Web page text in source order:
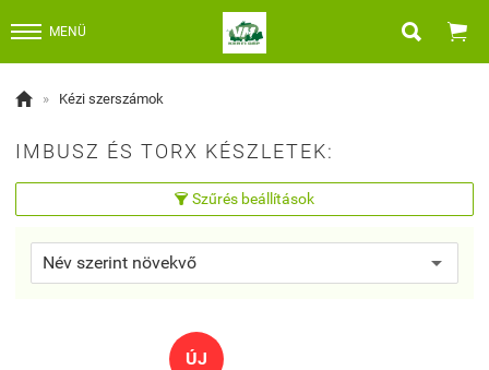
MENÜ  
 » Kézi szerszámok
IMBUSZ ÉS TORX KÉSZLETEK:
 Szűrés beállítások
ÚJ